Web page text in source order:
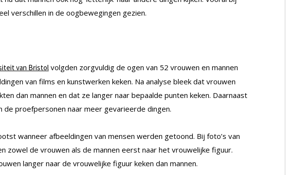
verschillen in de oogbewegingen gezien.
van Bristol volgden zorgvuldig de ogen van 52 vrouwen en mannen
van films en kunstwerken keken. Na analyse bleek dat vrouwen
dan mannen en dat ze langer naar bepaalde punten keken. Daarnaast
de proefpersonen naar meer gevarieerde dingen.
wanneer afbeeldingen van mensen werden getoond. Bij foto’s van
zowel de vrouwen als de mannen eerst naar het vrouwelijke figuur.
langer naar de vrouwelijke figuur keken dan mannen.